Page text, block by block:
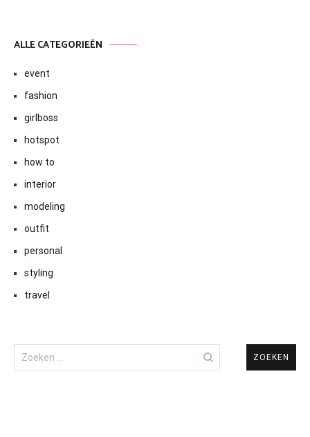
ALLE CATEGORIEËN
event
fashion
girlboss
hotspot
how to
interior
modeling
outfit
personal
styling
travel
naar: